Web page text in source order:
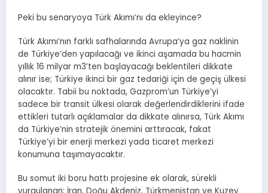
Peki bu senaryoya Türk Akımı’nı da ekleyince?
Türk Akımı’nın farklı safhalarında Avrupa’ya gaz naklinin
de Türkiye’den yapılacağı ve ikinci aşamada bu hacmin
yıllık 16 milyar m3’ten başlayacağı beklentileri dikkate
alınır ise; Türkiye ikinci bir gaz tedariği için de geçiş ülkesi
olacaktır. Tabii bu noktada, Gazprom’un Türkiye’yi
sadece bir transit ülkesi olarak değerlendirdiklerini ifade
ettikleri tutarlı açıklamalar da dikkate alınırsa, Türk Akımı
da Türkiye’nin stratejik önemini arttıracak, fakat
Türkiye’yi bir enerji merkezi yada ticaret merkezi
konumuna taşımayacaktır.
Bu somut iki boru hattı projesine ek olarak, sürekli